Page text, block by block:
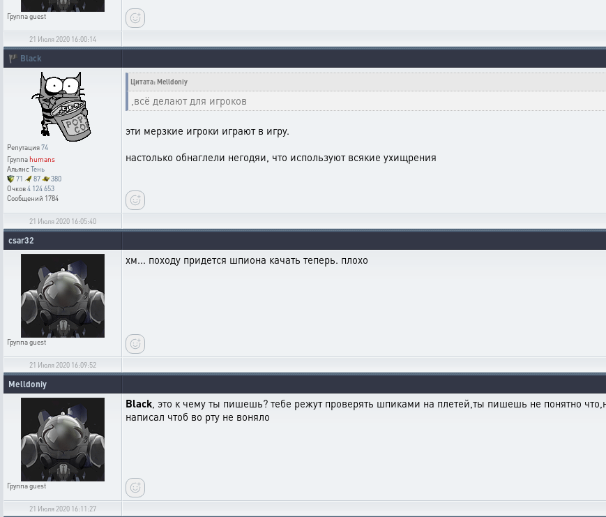
Группаguest
21 Июля 2020 16:00:14
🏴 Black
Репутация74
Группаhumans
АльянсТень
71
87
380
Очков4 124 653
Сообщений 1784
Цитата: Melldoniy
,всё делают для игроков
эти мерзкие игроки играют в игру.
настолько обнаглели негодяи, что используют всякие ухищрения
21 Июля 2020 16:05:40
csar32
Группаguest
хм... походу придется шпиона качать теперь. плохо
21 Июля 2020 16:09:52
Melldoniy
Группаguest
Black, это к чему ты пишешь? тебе режут проверять шпиками на плетей,ты пишешь не понятно
написал чтоб во рту не воняло
21 Июля 2020 16:11:27